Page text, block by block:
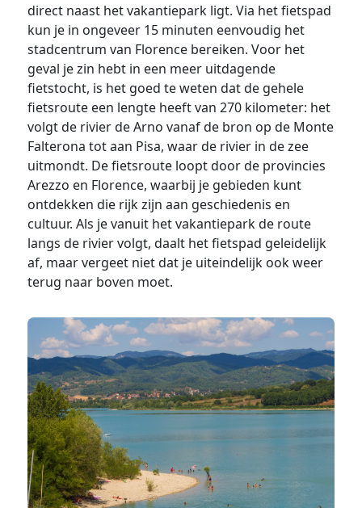
direct naast het vakantiepark ligt. Via het fietspad
kun je in ongeveer 15 minuten eenvoudig het
stadcentrum van Florence bereiken. Voor het
geval je zin hebt in een meer uitdagende
fietstocht, is het goed te weten dat de gehele
fietsroute een lengte heeft van 270 kilometer: het
volgt de rivier de Arno vanaf de bron op de Monte
Falterona tot aan Pisa, waar de rivier in de zee
uitmondt. De fietsroute loopt door de provincies
Arezzo en Florence, waarbij je gebieden kunt
ontdekken die rijk zijn aan geschiedenis en
cultuur. Als je vanuit het vakantiepark de route
langs de rivier volgt, daalt het fietspad geleidelijk
af, maar vergeet niet dat je uiteindelijk ook weer
terug naar boven moet.